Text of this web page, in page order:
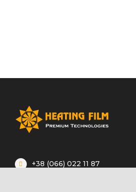
+38 (066) 022 11 87